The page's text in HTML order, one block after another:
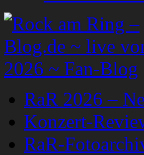
RaR 2026 –
Konzert-
RaR-